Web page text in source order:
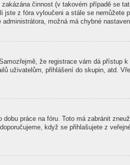
činnost (v takovém případě se
jste z fóra vyloučeni a stále se nemůžete
možná má chybné
že registrace vám dá přístup
uživatelům, přihlášení do skupin, atd.
dobu práce na fóru. Toto má zabránit
když se přihlašujete z